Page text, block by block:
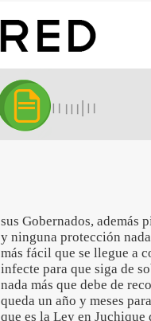
sus Gobernados, además
y ninguna protección
más fácil que se llegue a
infecte para que siga de
nada más que debe de
queda un año y meses
que es la Ley en